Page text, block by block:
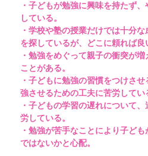
・子どもが勉強に興味を持たず
している。
・学校や塾の授業だけでは十分
を探しているが、どこに頼れば良
・勉強をめぐって親子の衝突が
ことがある。
・子どもに勉強の習慣をつけさ
強させるための工夫に苦労してい
・子どもの学習の遅れについて
労している。
・勉強が苦手なことにより子ど
ではないかと心配。